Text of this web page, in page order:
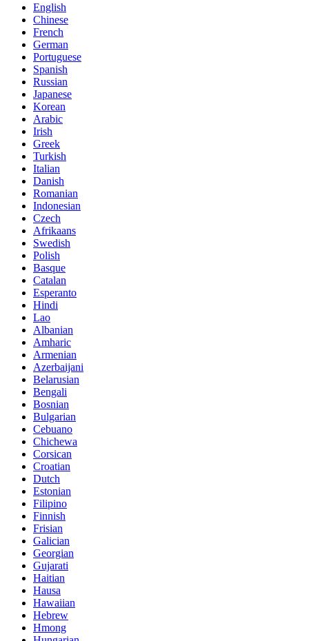
English
Chinese
French
German
Portuguese
Spanish
Russian
Japanese
Korean
Arabic
Irish
Greek
Turkish
Italian
Danish
Romanian
Indonesian
Czech
Afrikaans
Swedish
Polish
Basque
Catalan
Esperanto
Hindi
Lao
Albanian
Amharic
Armenian
Azerbaijani
Belarusian
Bengali
Bosnian
Bulgarian
Cebuano
Chichewa
Corsican
Croatian
Dutch
Estonian
Filipino
Finnish
Frisian
Galician
Georgian
Gujarati
Haitian
Hausa
Hawaiian
Hebrew
Hmong